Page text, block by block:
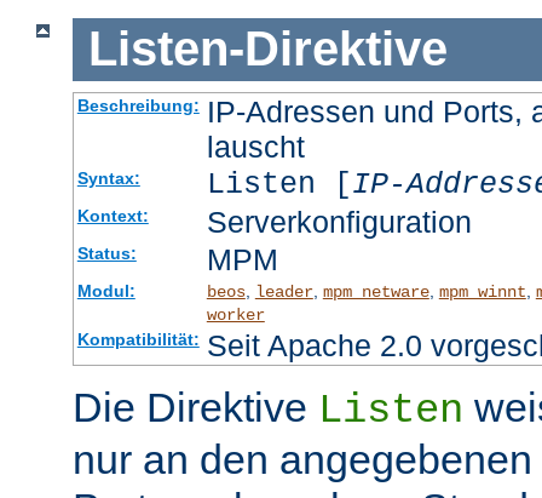
Listen-Direktive
Beschreibung: IP-Adressen und Ports,
lauscht
Syntax: Listen [IP-
Kontext: Serverkonfiguration
Status: MPM
Modul: beos, leader, mpm_netware, mpm_winnt
worker
Kompatibilität: Seit Apache 2.0
Die Direktive Listen
nur an den